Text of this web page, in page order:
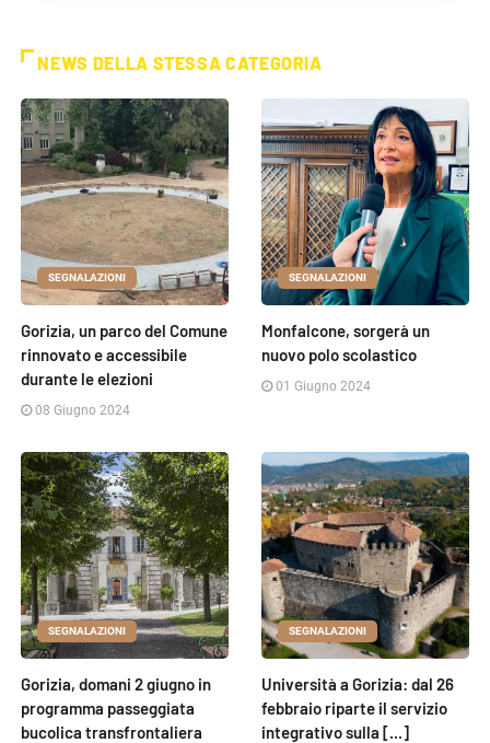
NEWS DELLA STESSA CATEGORIA
SEGNALAZIONI
Gorizia, un parco del Comune
rinnovato e accessibile
durante le elezioni
08 Giugno 2024
SEGNALAZIONI
Monfalcone, sorgerà un
nuovo polo scolastico
01 Giugno 2024
SEGNALAZIONI
Gorizia, domani 2 giugno in
programma passeggiata
bucolica transfrontaliera
SEGNALAZIONI
Università a Gorizia: dal 26
febbraio riparte il servizio
integrativo sulla [...]